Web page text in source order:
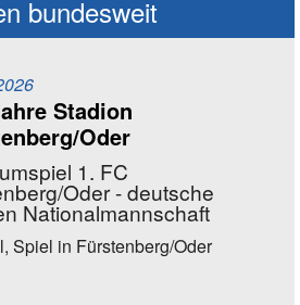
bundesweit
Stadion
Oder
1. FC
Oder - deutsche
Nationalmannschaft
Spiel in Fürstenberg/Oder